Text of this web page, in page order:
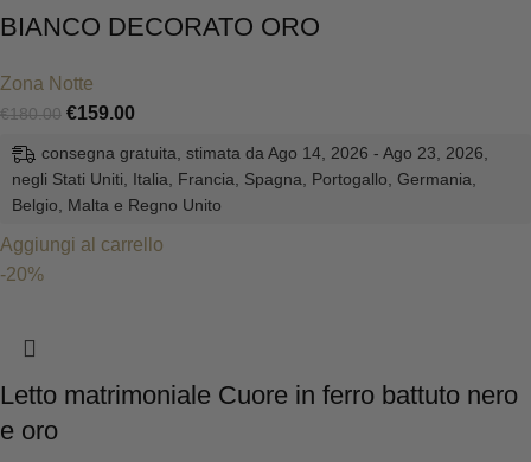
BIANCO DECORATO ORO
Zona Notte
€180.00 €159.00
consegna gratuita, stimata da Ago 14, 2026 - Ago 23, 2026,
negli Stati Uniti, Italia, Francia, Spagna, Portogallo, Germania,
Belgio, Malta e Regno Unito
Aggiungi al carrello
-20%
Letto matrimoniale Cuore in ferro battuto nero
e oro